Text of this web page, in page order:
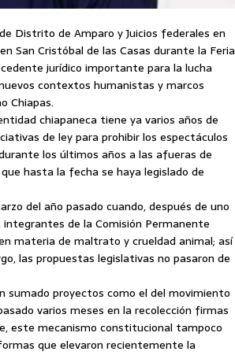
Distrito de Amparo y Juicios federales en
San Cristóbal de las Casas durante la Feria
jurídico importante para la lucha
contextos humanistas y marcos
Chiapas.
chiapaneca tiene ya varios años de
de ley para prohibir los espectáculos
los últimos años a las afueras de
hasta la fecha se haya legislado de
del año pasado cuando, después de uno
de la Comisión Permanente
materia de maltrato y crueldad animal; así
las propuestas legislativas no pasaron de
sumado proyectos como el del movimiento
varios meses en la recolección firmas
este mecanismo constitucional tampoco
que elevaron recientemente la